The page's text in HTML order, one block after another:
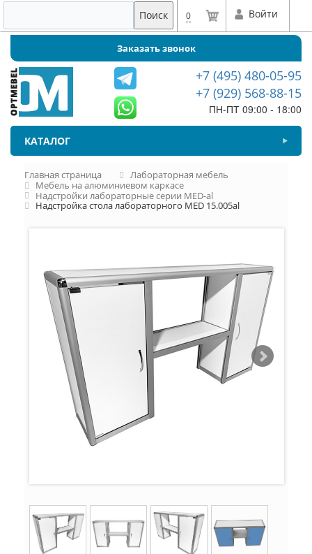
Поиск 0 Войти
Заказать звонок
+7 (495) 480-05-95
+7 (929) 568-88-15
ПН-ПТ 09:00 - 18:00
КАТАЛОГ
Главная страница
Лабораторная мебель
Мебель на алюминиевом каркасе
Надстройки лабораторные серии MED-al
Надстройка стола лабораторного MED 15.005al